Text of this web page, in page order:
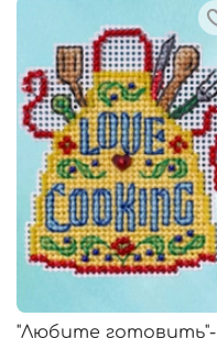
"Любите готовить"-